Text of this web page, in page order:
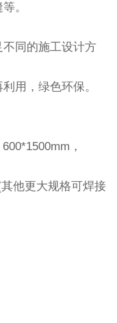
。
同的施工设计方
用，绿色环保。
，
他更大规格可焊接